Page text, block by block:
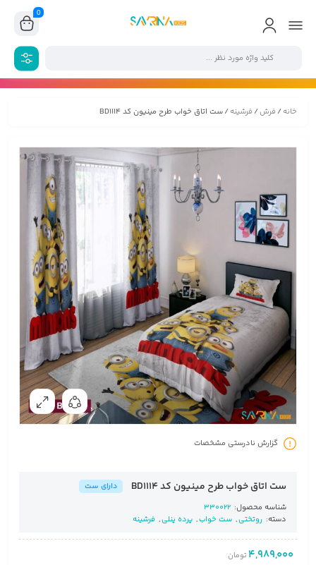
0
خانه/ فرش/ فرشینه/ ست اتاق خواب طرح مینیون کد BD1114
گزارش نادرستی مشخصات
ست اتاق خواب طرح مینیون کد BD1114
دارای ست
شناسه محصول: 330022
دسته: روتختی, ست خواب, پرده پنلی, فرشینه
4,989,000 تومان